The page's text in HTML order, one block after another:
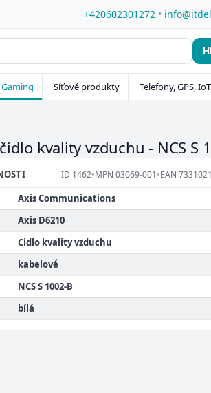
+420602301272 •
Síťové produkty Telefony, GPS, IoT
kvality vzduchu - NCS S
ID 1462•MPN 03069-001•EAN
Axis Communications
Axis D6210
Cidlo kvality vzduchu
kabelové
NCS S 1002-B
bílá